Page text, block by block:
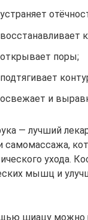
устраняет
восстанавливает
открывает поры;
подтягивает
освежает и
— лучший
самомассажа,
ухода.
мышц и
шиацу можно